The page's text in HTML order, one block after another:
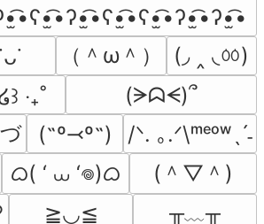
˙ᴗ˙ （＾ω＾）
(◞ ‸ ◟ㆀ)
‧₊˚
(ᗒᗣᗕ)՞
(˶º⤙º˶)
/ᐠ. ｡.ᐟ\ᵐᵉᵒʷˎˊ˗
ᜊ( ‘ ⩊ ‘𖦹)ᜊ
(＾▽＾)
≧◡≦
╥﹏╥